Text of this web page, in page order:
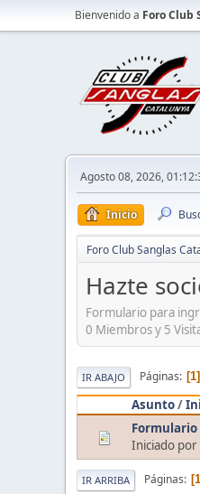
Bienvenido a Foro Club
Agosto 08, 2026,
Inicio
Foro Club Sanglas
Hazte
Formulario para
0 Miembros y 5
IR ABAJO Páginas 1
Asunto/
Formulario
Iniciado por
IR ARRIBA Páginas 1